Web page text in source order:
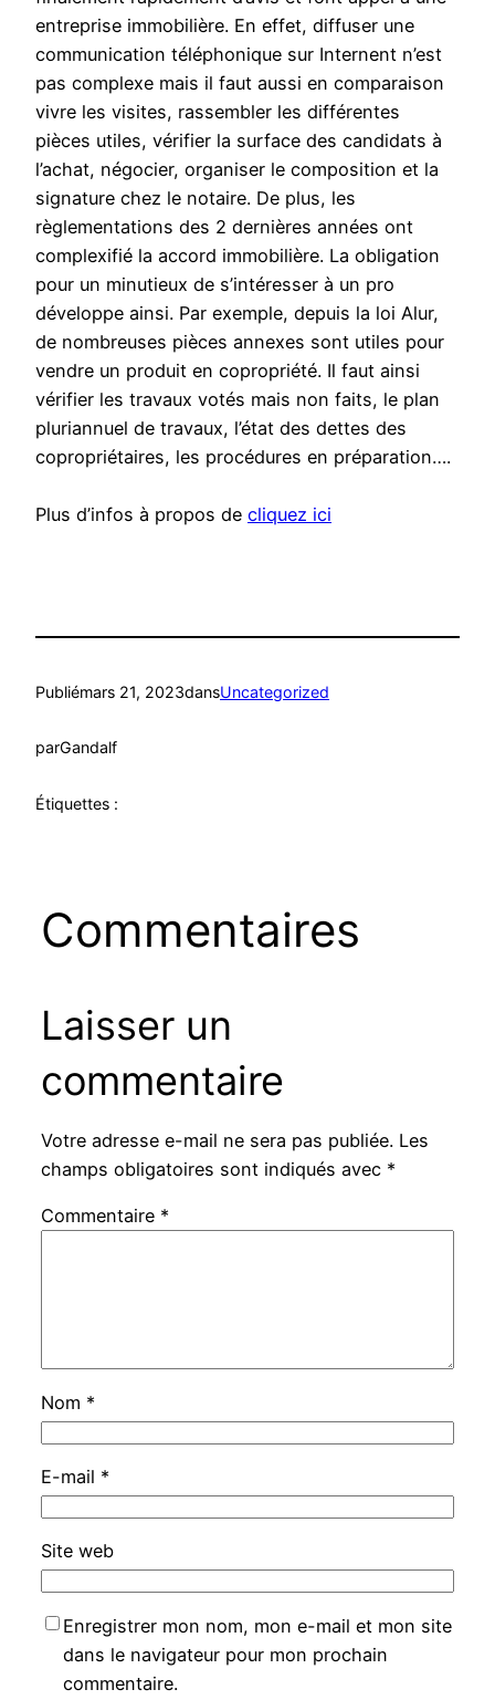
entreprise immobilière. En effet, diffuser une
communication téléphonique sur Internent n’est
pas complexe mais il faut aussi en comparaison
vivre les visites, rassembler les différentes
pièces utiles, vérifier la surface des candidats à
l’achat, négocier, organiser le composition et la
signature chez le notaire. De plus, les
règlementations des 2 dernières années ont
complexifié la accord immobilière. La obligation
pour un minutieux de s’intéresser à un pro
développe ainsi. Par exemple, depuis la loi Alur,
de nombreuses pièces annexes sont utiles pour
vendre un produit en copropriété. Il faut ainsi
vérifier les travaux votés mais non faits, le plan
pluriannuel de travaux, l’état des dettes des
copropriétaires, les procédures en préparation….
Plus d’infos à propos de cliquez ici
Publiémars 21, 2023dansUncategorized
parGandalf
Étiquettes :
Commentaires
Laisser un
commentaire
Votre adresse e-mail ne sera pas publiée. Les
champs obligatoires sont indiqués avec *
Commentaire *
Nom *
E-mail *
Site web
Enregistrer mon nom, mon e-mail et mon site
dans le navigateur pour mon prochain
commentaire.